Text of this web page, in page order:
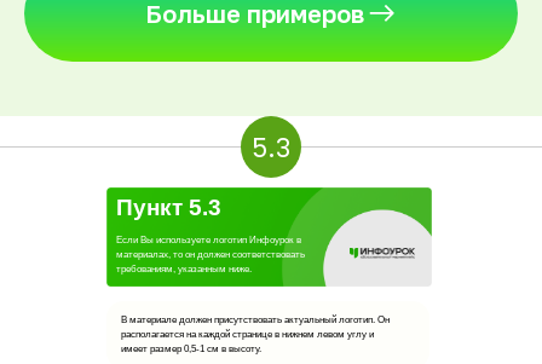
Больше примеров
5.3
В материале должен присутствовать актуальный логотип. Он
располагается на каждой странице в нижнем левом углу и
имеет размер 0,5-1 см в высоту.
Пункт 5.3
Если Вы используете логотип Инфоурок в
материалах, то он должен соответствовать
требованиям, указанным ниже.